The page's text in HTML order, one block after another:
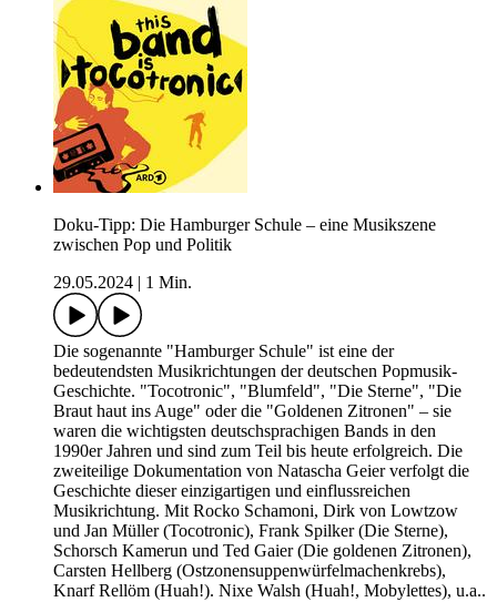
Doku-Tipp: Die Hamburger Schule – eine Musikszene
zwischen Pop und Politik
29.05.2024
1 Min.
Die sogenannte "Hamburger Schule" ist eine der
bedeutendsten Musikrichtungen der deutschen Popmusik-
Geschichte. "Tocotronic", "Blumfeld", "Die Sterne", "Die
Braut haut ins Auge" oder die "Goldenen Zitronen" – sie
waren die wichtigsten deutschsprachigen Bands in den
1990er Jahren und sind zum Teil bis heute erfolgreich. Die
zweiteilige Dokumentation von Natascha Geier verfolgt die
Geschichte dieser einzigartigen und einflussreichen
Musikrichtung. Mit Rocko Schamoni, Dirk von Lowtzow
und Jan Müller (Tocotronic), Frank Spilker (Die Sterne),
Schorsch Kamerun und Ted Gaier (Die goldenen Zitronen),
Carsten Hellberg (Ostzonensuppenwürfelmachenkrebs),
Knarf Rellöm (Huah!). Nixe Walsh (Huah!, Mobylettes), u.a..